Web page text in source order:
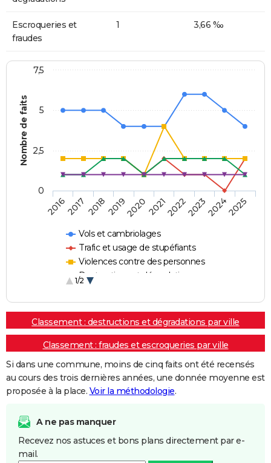
Escroqueries et
fraudes
1 3,66 ‰
Nombre de faits
Vols et cambriolages
Trafic et usage de stupéfiants
Violences contre des personnes
Destructions et dégradations
1/2
20162017 20182019202020212022202320242025
0
2,5
5
7,5
Classement : destructions et dégradations par ville
Classement : fraudes et escroqueries par ville
Si dans une commune, moins de cinq faits ont été recensés
au cours des trois dernières années, une donnée moyenne est
proposée à la place. Voir la méthodologie.
A ne pas manquer
Recevez nos astuces et bons plans directement par e-
mail.